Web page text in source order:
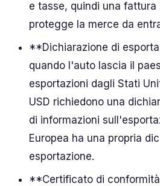
e tasse, quindi una
protegge la merce da
**Dichiarazione di
quando l'auto lascia il
esportazioni dagli Stati
USD richiedono una
di informazioni
Europea ha una propria
esportazione.
**Certificato di